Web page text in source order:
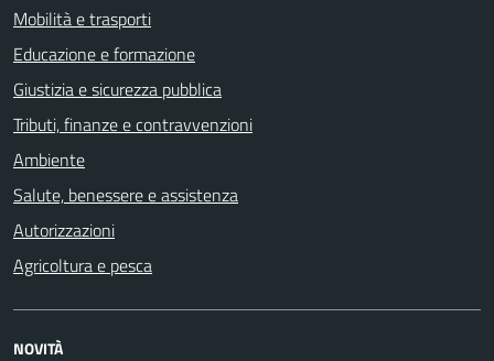
Mobilità e trasporti
Educazione e formazione
Giustizia e sicurezza pubblica
Tributi, finanze e contravvenzioni
Ambiente
Salute, benessere e assistenza
Autorizzazioni
Agricoltura e pesca
NOVITÀ